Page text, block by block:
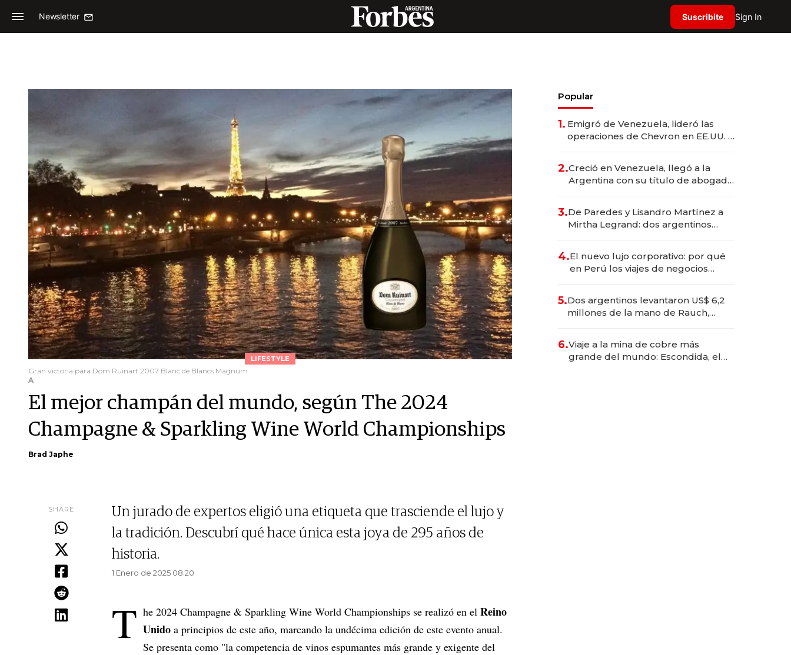
Newsletter Suscribite Sign In
LIFESTYLE
Gran victoria para Dom Ruinart 2007 Blanc de Blancs Magnum
A
El mejor champán del mundo, según The 2024
Champagne & Sparkling Wine World Championships
Brad Japhe
SHARE
Un jurado de expertos eligió una etiqueta que trasciende el lujo y
la tradición. Descubrí qué hace única esta joya de 295 años de
historia.
1 Enero de 2025 08.20
T he 2024 Champagne & Sparkling Wine World Championships se realizó en el Reino
Unido a principios de este año, marcando la undécima edición de este evento anual.
Se presenta como "la competencia de vinos espumantes más grande y exigente del
Popular
1. Emigró de Venezuela, lideró las
operaciones de Chevron en EE.UU. y
2.Creció en Venezuela, llegó a la
Argentina con su título de abogado
marcas "fast premium"
3.De Paredes y Lisandro Martínez a
Mirtha Legrand: dos argentinos
4.El nuevo lujo corporativo: por qué
en Perú los viajes de negocios
transformadoras
5.Dos argentinos levantaron US$ 6,2
millones de la mano de Rauch,
6.Viaje a la mina de cobre más
grande del mundo: Escondida, el